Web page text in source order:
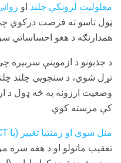
معلولیت لرونکي چلند او
ټول تاسو ته فرصت درکوي
همدارنګه د هغو احساساتي
د جذبونو د ازموینې سربیره
تړل شوي، د سنجویي چلند
وضعیت ارزونه په څه ډول د
کې مرسته کوي.
منل شوي او ژمنتیا تغییر (یا ACT)
تعقیب ماتولو او د هغه سره